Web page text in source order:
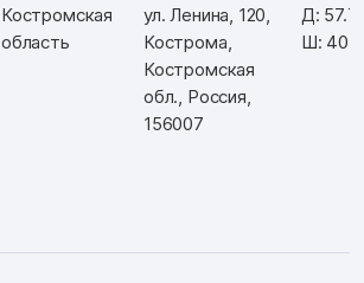
Костромская
область
ул. Ленина, 120,
Кострома,
Костромская
обл., Россия,
156007
Д:
Ш: